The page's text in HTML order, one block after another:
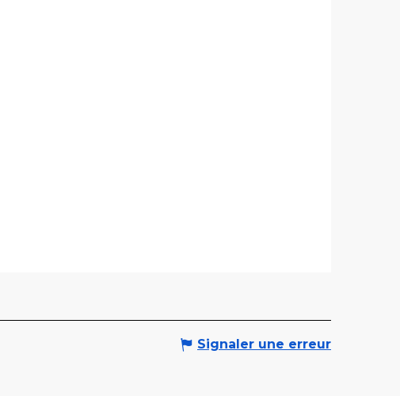
Signaler une erreur